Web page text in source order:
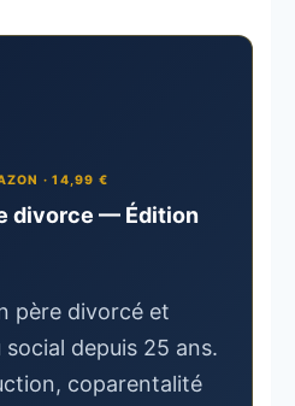
· 14,99 €
divorce — Édition
père divorcé et
depuis 25 ans.
coparentalité